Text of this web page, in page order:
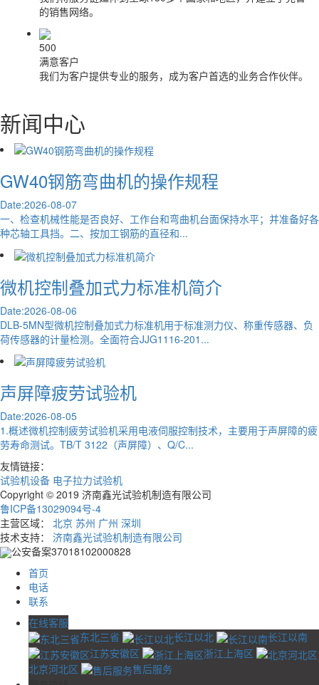
的销售网络。
500
满意客户
我们为客户提供专业的服务，成为客户首选的业务合作伙伴。
新闻中心
GW40钢筋弯曲机的操作规程
Date:2026-08-07
一、检查机械性能是否良好、工作台和弯曲机台面保持水平；并准备好各
种芯轴工具挡。二、按加工钢筋的直径和...
微机控制叠加式力标准机简介
Date:2026-08-06
DLB-5MN型微机控制叠加式力标准机用于标准测力仪、称重传感器、负
荷传感器的计量检测。全面符合JJG1116-201...
声屏障疲劳试验机
Date:2026-08-05
1.概述微机控制疲劳试验机采用电液伺服控制技术，主要用于声屏障的疲
劳寿命测试。TB/T 3122（声屏障）、Q/C...
友情链接：
试验机设备 电子拉力试验机
Copyright © 2019 济南鑫光试验机制造有限公司
鲁ICP备13029094号-4
主营区域： 北京 苏州 广州 深圳
技术支持： 济南鑫光试验机制造有限公司
公安备案37018102000828
首页
电话
联系
在线客服
东北三省
长江以北
长江以南
江苏安徽区
浙江上海区
北京河北区
售后服务